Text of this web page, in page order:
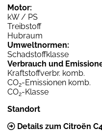
Motor:
kW / PS
Treibstoff
Hubraum
Umweltnormen:
Schadstoffklasse
Verbrauch und
Kraftstoffverbr. komb.
CO2-Emissionen komb.
CO2-Klasse
Standort
Details zum Citroën